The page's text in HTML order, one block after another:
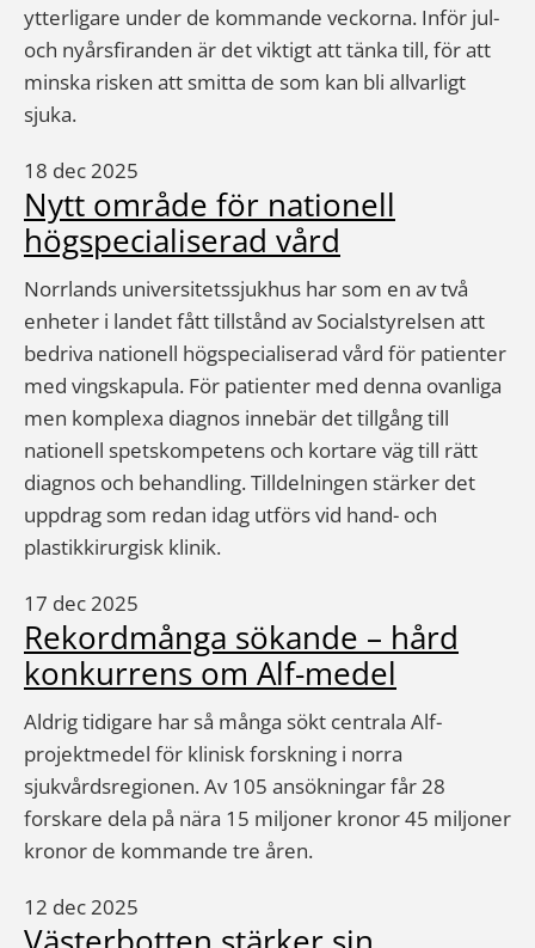
ytterligare under de kommande veckorna. Inför jul-
och nyårsfiranden är det viktigt att tänka till, för att
minska risken att smitta de som kan bli allvarligt
sjuka.
18 dec 2025
Nytt område för nationell
högspecialiserad vård
Norrlands universitetssjukhus har som en av två
enheter i landet fått tillstånd av Socialstyrelsen att
bedriva nationell högspecialiserad vård för patienter
med vingskapula. För patienter med denna ovanliga
men komplexa diagnos innebär det tillgång till
nationell spetskompetens och kortare väg till rätt
diagnos och behandling. Tilldelningen stärker det
uppdrag som redan idag utförs vid hand- och
plastikkirurgisk klinik.
17 dec 2025
Rekordmånga sökande – hård
konkurrens om Alf-medel
Aldrig tidigare har så många sökt centrala Alf-
projektmedel för klinisk forskning i norra
sjukvårdsregionen. Av 105 ansökningar får 28
forskare dela på nära 15 miljoner kronor 45 miljoner
kronor de kommande tre åren.
12 dec 2025